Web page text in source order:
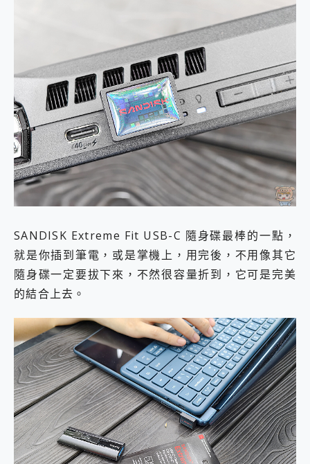
SANDISK Extreme Fit USB-C 隨身碟最棒的一點，
就是你插到筆電，或是掌機上，用完後，不用像其它
隨身碟一定要拔下來，不然很容量折到，它可是完美
的結合上去。